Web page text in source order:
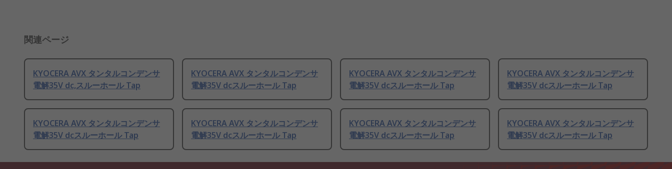
関連ページ
KYOCERA AVX タンタルコンデンサ
電解35V dc,スルーホール Tap
KYOCERA AVX タンタルコンデンサ
電解35V dcスルーホール Tap
KYOCERA AVX タンタルコンデンサ
電解35V dcスルーホール Tap
KYOCERA AVX タンタルコンデンサ
電解35V dcスルーホール Tap
KYOCERA AVX タンタルコンデンサ
電解35V dcスルーホール Tap
KYOCERA AVX タンタルコンデンサ
電解35V dcスルーホール Tap
KYOCERA AVX タンタルコンデンサ
電解35V dcスルーホール Tap
KYOCERA AVX タンタルコンデンサ
電解35V dcスルーホール Tap